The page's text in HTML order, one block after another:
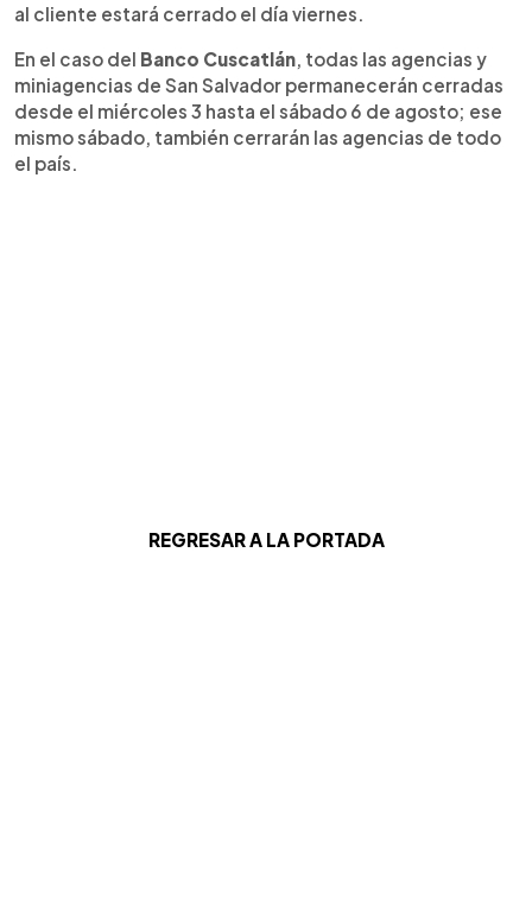
al cliente estará cerrado el día viernes.
En el caso del Banco Cuscatlán, todas las agencias y
miniagencias de San Salvador permanecerán cerradas
desde el miércoles 3 hasta el sábado 6 de agosto; ese
mismo sábado, también cerrarán las agencias de todo
el país.
REGRESAR A LA PORTADA